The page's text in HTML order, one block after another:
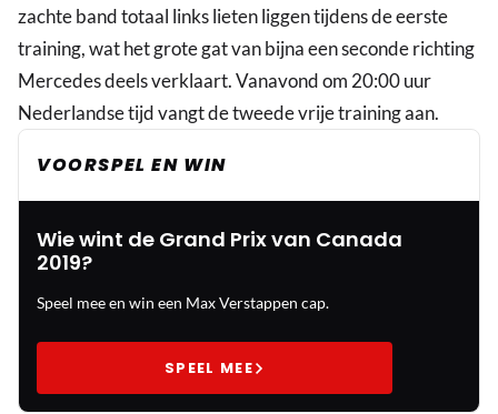
zachte band totaal links lieten liggen tijdens de eerste
training, wat het grote gat van bijna een seconde richting
Mercedes deels verklaart. Vanavond om 20:00 uur
Nederlandse tijd vangt de tweede vrije training aan.
VOORSPEL EN WIN
Wie wint de Grand Prix van Canada
2019?
Speel mee en win een Max Verstappen cap.
SPEEL MEE